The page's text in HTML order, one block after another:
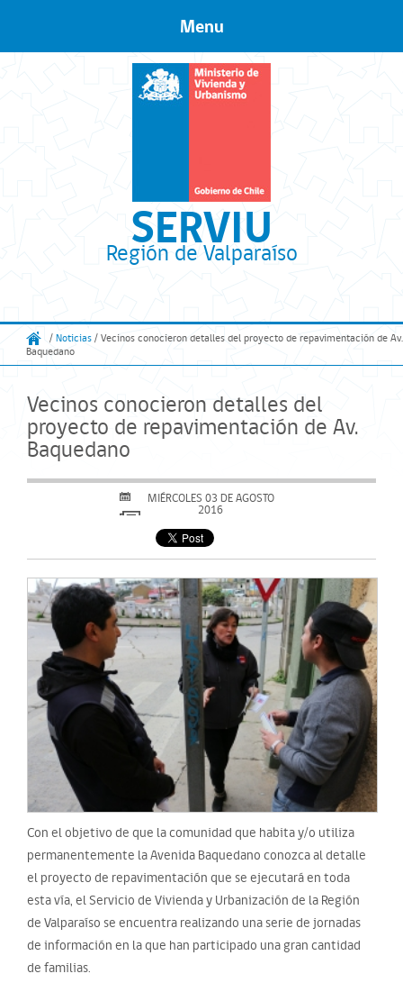
SERVIU
Región de Valparaíso
Menu
/ Noticias / Vecinos conocieron detalles del proyecto de repavimentación de Av.
Baquedano
Vecinos conocieron detalles del
proyecto de repavimentación de Av.
Baquedano
MIÉRCOLES 03 DE AGOSTO
2016
Con el objetivo de que la comunidad que habita y/o utiliza
permanentemente la Avenida Baquedano conozca al detalle
el proyecto de repavimentación que se ejecutará en toda
esta vía, el Servicio de Vivienda y Urbanización de la Región
de Valparaíso se encuentra realizando una serie de jornadas
de información en la que han participado una gran cantidad
de familias.